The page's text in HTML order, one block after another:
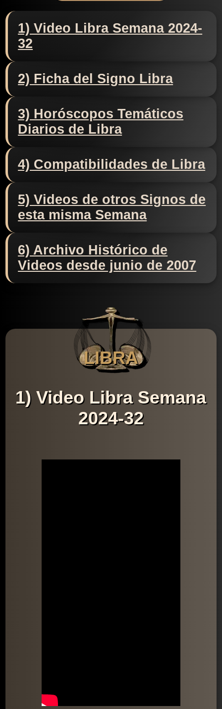
1) Video Libra Semana 2024-
32
2) Ficha del Signo Libra
3) Horóscopos Temáticos
Diarios de Libra
4) Compatibilidades de Libra
5) Videos de otros Signos de
esta misma Semana
6) Archivo Histórico de
Videos desde junio de 2007
LIBRA
1) Video Libra Semana
2024-32